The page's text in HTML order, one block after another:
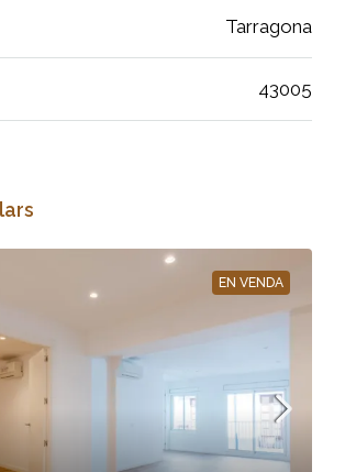
Tarragona
43005
EN VENDA